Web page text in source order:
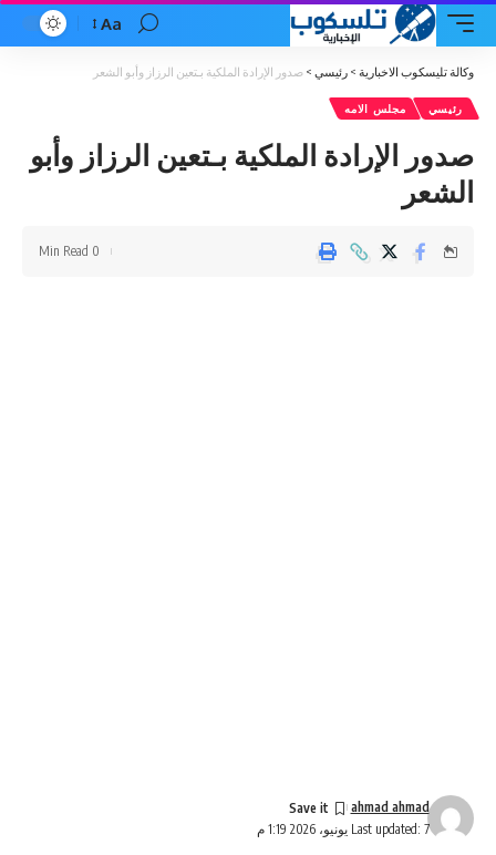
Font
Resizer
Aa
وكالة تليسكوب الاخبارية > رئيسي > صدور الإرادة الملكية بـتعين الرزاز وأبو الشعر
رئيسي مجلس الامه
صدور الإرادة الملكية بـتعين الرزاز وأبو
الشعر
Last updated: 7 يونيو، 2026 1:19 م
ahmad ahmad
0 Min Read